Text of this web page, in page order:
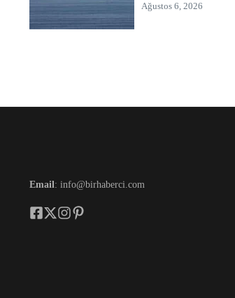
Ağustos 6, 2026
Email: info@birhaberci.com